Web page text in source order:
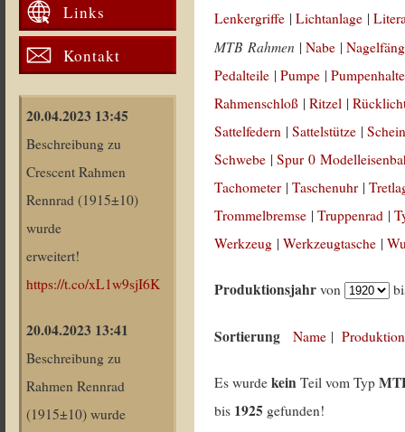
Links
Kontakt
20.04.2023 13:45
Beschreibung zu
Crescent Rahmen
Rennrad (1915±10)
wurde
erweitert!
https://t.co/xL1w9sjI6K
20.04.2023 13:41
Beschreibung zu
Rahmen Rennrad
(1915±10) wurde
Lenkergriffe |Lichtanlage |
MTB Rahmen |Nabe |
Pedalteile |Pumpe |
Rahmenschloß |Ritzel |
Sattelfedern |Sattelstütze |
Schwebe |Spur 0
Tachometer |Taschenuhr |
Trommelbremse |Truppenrad |
Werkzeug |Werkzeugtasche |
Produktionsjahr von
Sortierung Name |
Es wurdekein Teil vom Typ
bis 1925 gefunden!